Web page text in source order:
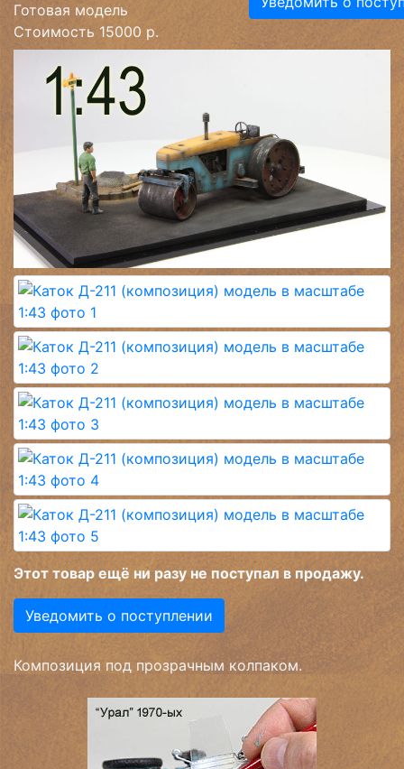
Готовая модель
Стоимость 15000 р.
Этот товар ещё ни разу не поступал в продажу.
Уведомить о поступлении
Композиция под прозрачным колпаком.